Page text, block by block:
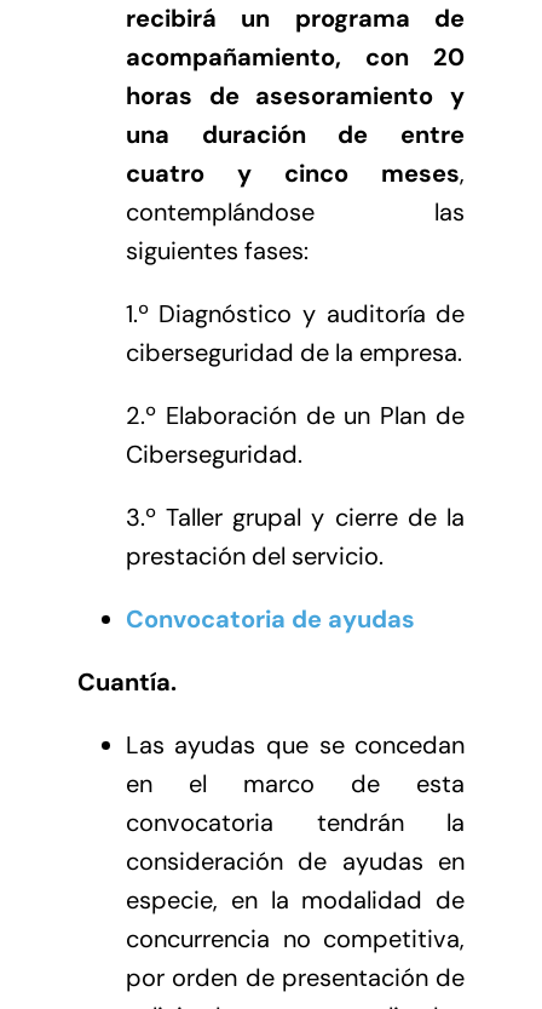
recibirá un programa de
acompañamiento, con 20
horas de asesoramiento y
una duración de entre
cuatro y cinco meses,
contemplándose las
siguientes fases:
1.º Diagnóstico y auditoría de
ciberseguridad de la empresa.
2.º Elaboración de un Plan de
Ciberseguridad.
3.º Taller grupal y cierre de la
prestación del servicio.
Convocatoria de ayudas
Cuantía.
Las ayudas que se concedan
en el marco de esta
convocatoria tendrán la
consideración de ayudas en
especie, en la modalidad de
concurrencia no competitiva,
por orden de presentación de